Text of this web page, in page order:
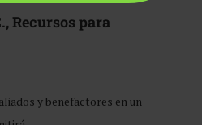
Recursos para
y benefactores en un